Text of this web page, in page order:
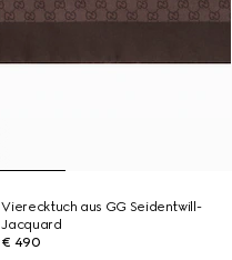
Vierecktuch aus GG Seidentwill-
Jacquard
€ 490